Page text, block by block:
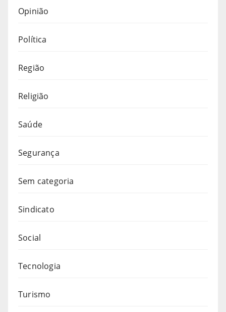
Opinião
Política
Região
Religião
Saúde
Segurança
Sem categoria
Sindicato
Social
Tecnologia
Turismo